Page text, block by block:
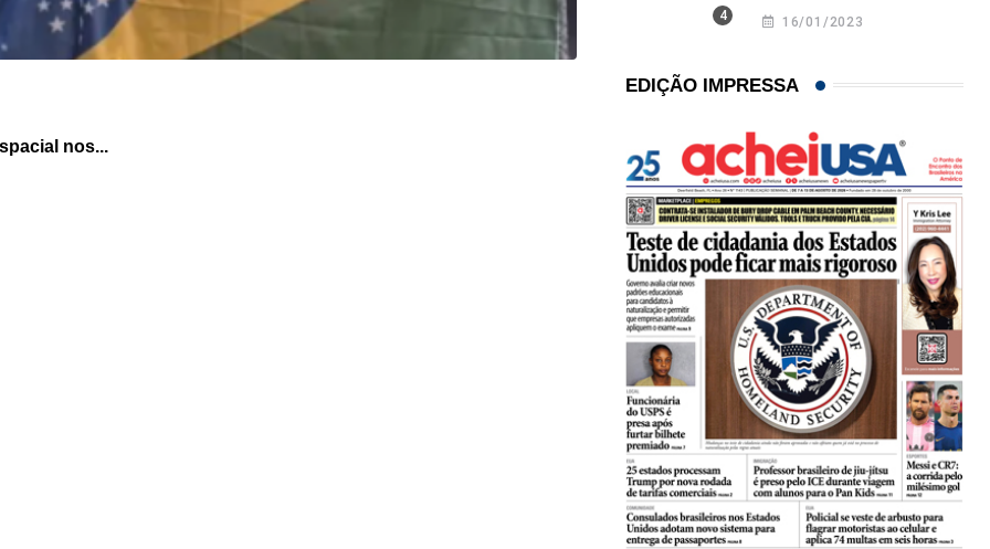
nos... Peças de armas saíam da Flórida para o...
05/08/2026
assassinada a facadas
16/01/2023
EDIÇÃO IMPRESSA